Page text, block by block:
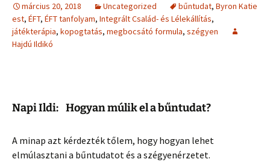
március 20, 2018 Uncategorized bűntudat, Byron Katie
est, ÉFT, ÉFT tanfolyam, Integrált Család- és Lélekállítás,
játékterápia, kopogtatás, megbocsátó formula, szégyen
Hajdú Ildikó
Napi Ildi: Hogyan múlik el a bűntudat?
A minap azt kérdezték tőlem, hogy hogyan lehet
elmúlasztani a bűntudatot és a szégyenérzetet.